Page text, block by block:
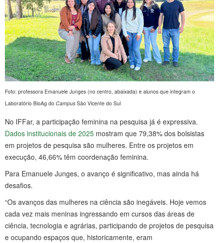
Foto: professora Emanuele Junges (no centro, abaixada) e alunos que integram o
Laboratório BioAg do Campus São Vicente do Sul
No IFFar, a participação feminina na pesquisa já é expressiva.
Dados institucionais de 2025 mostram que 79,38% dos bolsistas
em projetos de pesquisa são mulheres. Entre os projetos em
execução, 46,66% têm coordenação feminina.
Para Emanuele Junges, o avanço é significativo, mas ainda há
desafios.
“Os avanços das mulheres na ciência são inegáveis. Hoje vemos
cada vez mais meninas ingressando em cursos das áreas de
ciência, tecnologia e agrárias, participando de projetos de pesquisa
e ocupando espaços que, historicamente, eram